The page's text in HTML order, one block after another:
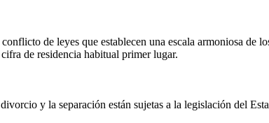
de leyes que establecen una escala armoniosa de
de residencia habitual primer lugar.
y la separación están sujetas a la legislación del